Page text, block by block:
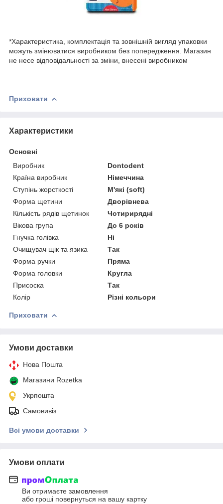
*Характеристика, комплектація та зовнішній вигляд упаковки
можуть змінюватися виробником без попередження. Магазин
не несе відповідальності за зміни, внесені виробником
Приховати
Характеристики
Основні
Виробник
Dontodent
Країна виробник
Німеччина
Ступінь жорсткості
М'які (soft)
Форма щетини
Дворівнева
Кількість рядів щетинок
Чотирирядні
Вікова група
До 6 років
Гнучка голівка
Ні
Очищувач щік та язика
Так
Форма ручки
Пряма
Форма головки
Кругла
Присоска
Так
Колір
Різні кольори
Приховати
Умови доставки
Нова Пошта
Магазини Rozetka
Укрпошта
Самовивіз
Всі умови доставки
Умови оплати
Ви отримаєте замовлення
або гроші повернуться на вашу картку